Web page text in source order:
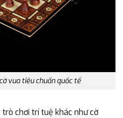
vua tiêu chuẩn quốc tế
chơi trí tuệ khác như cờ